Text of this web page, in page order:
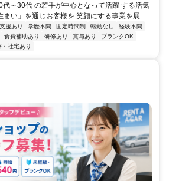
～30代 の若手が中心となって活躍 する活気
まい」を通じお客様を 笑顔にする事業を展...
援あり 学歴不問 固定時間制 転勤なし
経験不問
食費補助あり 研修あり 賞与あり
ブランクOK
・社宅あり